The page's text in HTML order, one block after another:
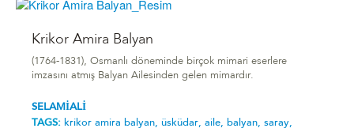
Krikor Amira Balyan
(1764-1831), Osmanlı döneminde birçok mimari eserlere
imzasını atmış Balyan Ailesinden gelen mimardır.
SELAMİALİ
TAGS: krikor amira balyan, üsküdar, aile, balyan, saray,